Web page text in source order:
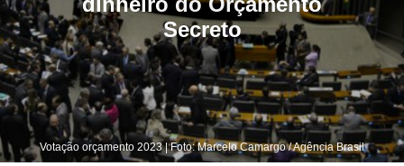
Secreto
Votação orçamento 2023 | Foto: Marcelo Camargo / Agência Brasil